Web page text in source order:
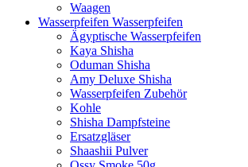
Waagen
Wasserpfeifen Wasserpfeifen
Ägyptische Wasserpfeifen
Kaya Shisha
Oduman Shisha
Amy Deluxe Shisha
Wasserpfeifen Zubehör
Kohle
Shisha Dampfsteine
Ersatzgläser
Shaashii Pulver